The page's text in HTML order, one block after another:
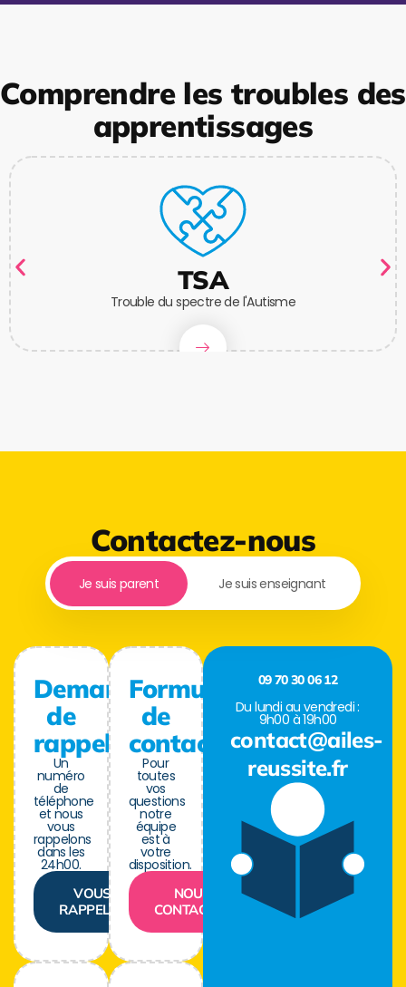
Comprendre les troubles des
apprentissages
TSA
Trouble du spectre de l'Autisme
Contactez-nous
Je suis parent Je suis enseignant
Demande
de
rappel
Un
numéro
de
téléphone
et nous
vous
rappelons
dans les
24h00.
VOUS
RAPPELER
Formulaire
de
contact
Pour
toutes
vos
questions
notre
équipe
est à
votre
disposition.
NOUS
CONTACTER
09 70 30 06 12
Du lundi au vendredi :
9h00 à 19h00
contact@ailes-
reussite.fr